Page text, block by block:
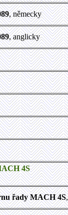
, německy
, anglicky
4S
řady MACH 4S